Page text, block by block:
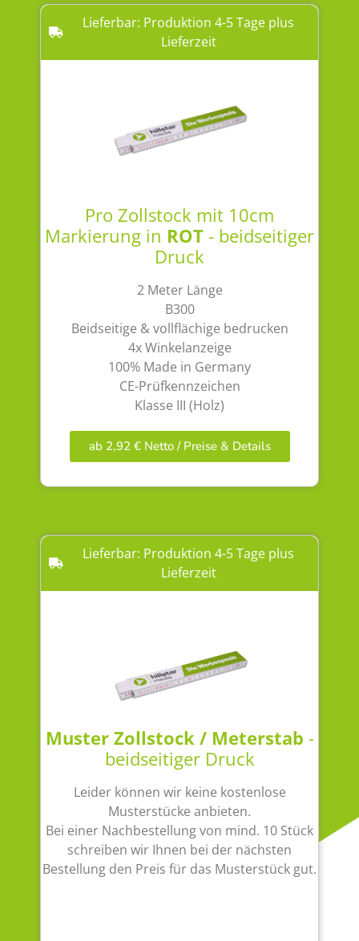
Lieferbar: Produktion 4-5 Tage plus
Lieferzeit
Pro Zollstock mit 10cm
Markierung in ROT- beidseitiger
Druck
2 Meter Länge
B300
Beidseitige & vollflächige bedrucken
4x Winkelanzeige
100% Made in Germany
CE-Prüfkennzeichen
Klasse III (Holz)
ab 2,92 € Netto / Preise & Details
Lieferbar: Produktion 4-5 Tage plus
Lieferzeit
Muster Zollstock / Meterstab -
beidseitiger Druck
Leider können wir keine kostenlose
Musterstücke anbieten.
Bei einer Nachbestellung von mind. 10 Stück
schreiben wir Ihnen bei der nächsten
Bestellung den Preis für das Musterstück gut.